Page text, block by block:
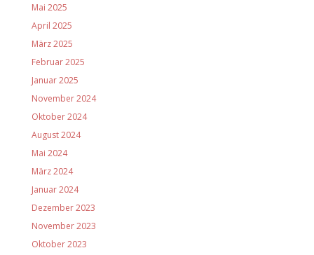
Mai 2025
April 2025
März 2025
Februar 2025
Januar 2025
November 2024
Oktober 2024
August 2024
Mai 2024
März 2024
Januar 2024
Dezember 2023
November 2023
Oktober 2023